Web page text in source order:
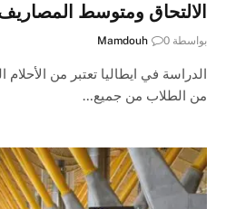
الالتحاق ومتوسط
بواسطة Mamdouh 0
الدراسة في ايطاليا تعتبر من
من الطلاب من جميع…